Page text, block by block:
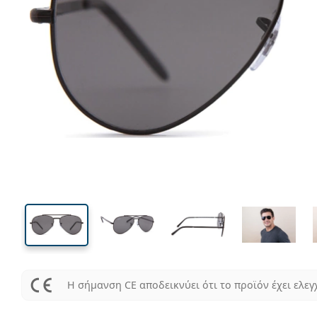
Μήκος σκελετού
Ύψος φακού
58 mm
Μήκος φακού
Η σήμανση CE αποδεικνύει ότι το προϊόν έχει